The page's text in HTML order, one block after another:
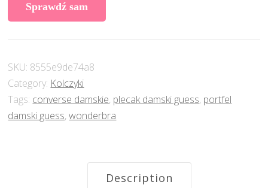
Sprawdź sam
SKU: 8555e9de74a8
Category: Kolczyki
Tags: converse damskie, plecak damski guess, portfel
damski guess,wonderbra
Description